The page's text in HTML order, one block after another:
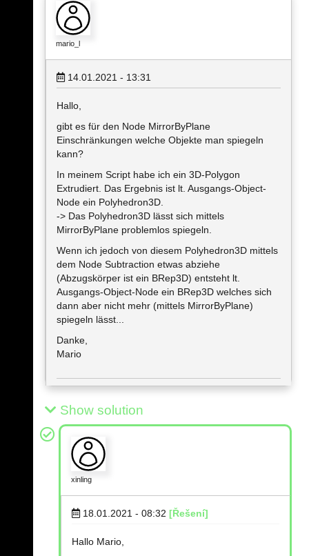
mario_l
14.01.2021 - 13:31
Hallo,
gibt es für den Node MirrorByPlane
Einschränkungen welche Objekte man spiegeln
kann?
In meinem Script habe ich ein 3D-Polygon
Extrudiert. Das Ergebnis ist lt. Ausgangs-Object-
Node ein Polyhedron3D.
-> Das Polyhedron3D lässt sich mittels
MirrorByPlane problemlos spiegeln.
Wenn ich jedoch von diesem Polyhedron3D mittels
dem Node Subtraction etwas abziehe
(Abzugskörper ist ein BRep3D) entsteht lt.
Ausgangs-Object-Node ein BRep3D welches sich
dann aber nicht mehr (mittels MirrorByPlane)
spiegeln lässt...
Danke,
Mario
Show solution
xinling
18.01.2021 - 08:32 [Řešení]
Hallo Mario,